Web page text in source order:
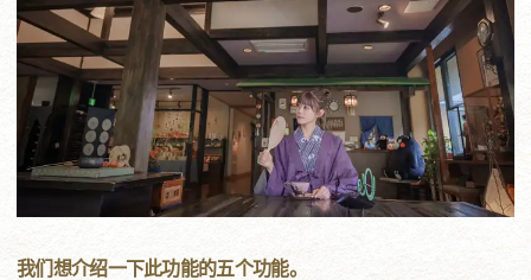
我们想介绍一下此功能的五个功能。